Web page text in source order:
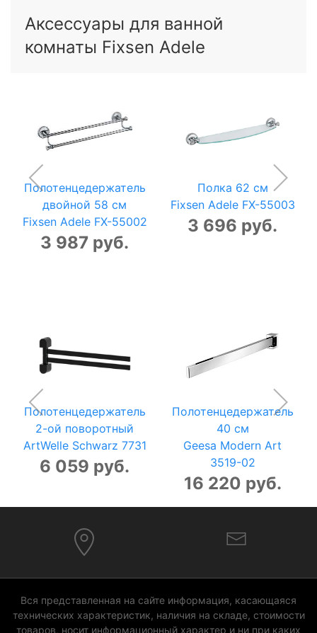
Аксессуары для ванной
комнаты Fixsen Adele
Полотенцедержатель
двойной 58 см
Fixsen Adele FX-55002
3 987 руб.
Полка 62 см
Fixsen Adele FX-55003
3 696 руб.
Полотенцедержатель
2-ой поворотный
ArtWelle Schwarz 7731
6 059 руб.
Полотенцедержатель
40 см
Geesa Modern Art
3519-02
16 220 руб.
Вся представленная на сайте информация, касающаяся
технических характеристик, наличия на складе, стоимости
товаров, носит информационный характер и ни при каких